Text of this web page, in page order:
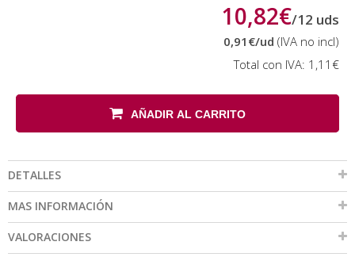
10,82€/12 uds
0,91€/ud (IVA no incl)
Total con IVA: 1,11€
AÑADIR AL CARRITO
DETALLES
MAS INFORMACIÓN
VALORACIONES